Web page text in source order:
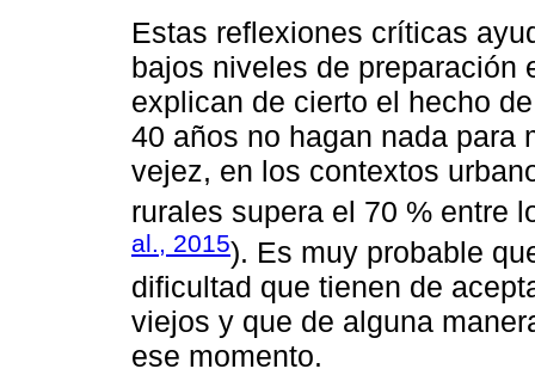
Estas reflexiones críticas
bajos niveles de preparación
explican de cierto el hecho
40 años no hagan nada para
vejez, en los contextos
rurales supera el 70 % entre
al., 2015). Es muy probable
dificultad que tienen de
viejos y que de alguna
ese momento.